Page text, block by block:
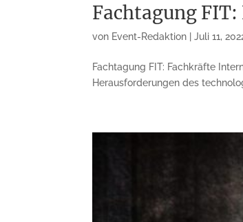
Fachtagung
von Event-Redaktion |Juli 11,
Fachtagung FIT: Fachkräfte
Herausforderungen des